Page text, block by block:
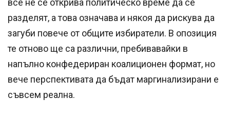
все не се открива политическо време да се
разделят, а това означава и някоя да рискува да
загуби повече от общите избиратели. В опозиция
те отново ще са различни, пребивавайки в
напълно конфедериран коалиционен формат, но
вече перспективата да бъдат маргинализирани е
съвсем реална.